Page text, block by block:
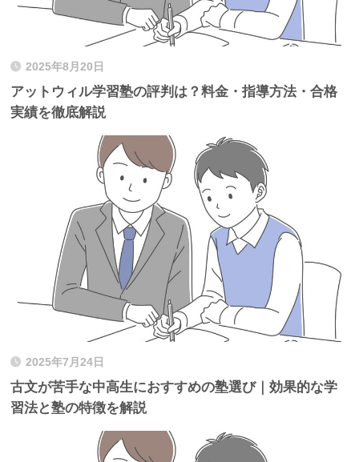
2025年8月20日
アットウィル学習塾の評判は？料金・指導方法・合格
実績を徹底解説
2025年7月24日
古文が苦手な中高生におすすめの塾選び｜効果的な学
習法と塾の特徴を解説